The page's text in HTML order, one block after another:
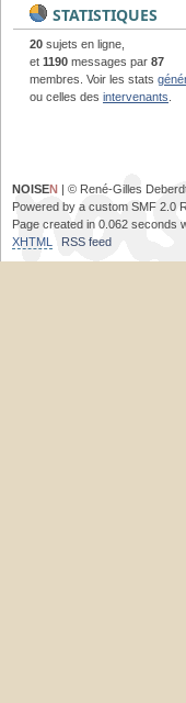
STATISTIQUES
20 sujets en ligne,
et 1190 messages par 87
membres. Voir les stats
ou celles des intervenants
NOISEN | © René-Gilles
Powered by a custom SMF 2.0
Page created in 0.062 seconds
XHTML
RSS feed